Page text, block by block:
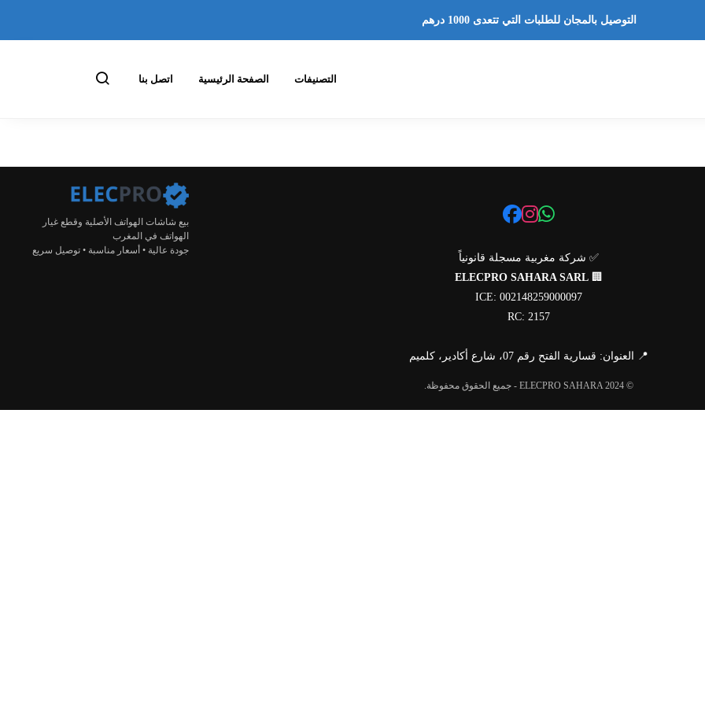
التوصيل بالمجان للطلبات التي تتعدى 1000 درهم
التصنيفات الصفحة الرئيسية اتصل بنا
بيع شاشات الهواتف الأصلية وقطع غيار
الهواتف في المغرب
جودة عالية • أسعار مناسبة • توصيل سريع
✅ شركة مغربية مسجلة قانونياً
🏢
ELECPRO SAHARA SARL
ICE: 002148259000097
RC: 2157
📍 العنوان: قسارية الفتح رقم 07، شارع أكادير، كلميم
© ELECPRO SAHARA 2024 - جميع الحقوق محفوظة.